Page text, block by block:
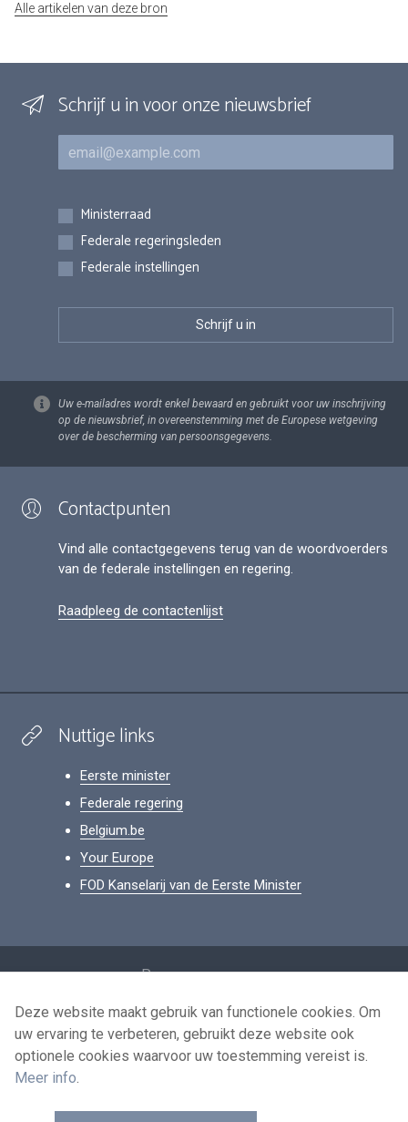
Alle artikelen van deze bron
Schrijf u in voor onze nieuwsbrief
E-mail
Inschrijvingen
Ministerraad
Federale regeringsleden
Federale instellingen
Uw e-mailadres wordt enkel bewaard en gebruikt voor uw inschrijving
op de nieuwsbrief, in overeenstemming met de Europese wetgeving
over de bescherming van persoonsgegevens.
Contactpunten
Vind alle contactgegevens terug van de woordvoerders
van de federale instellingen en regering.
Raadpleeg de contactenlijst
Nuttige links
Eerste minister
Federale regering
Belgium.be
Your Europe
FOD Kanselarij van de Eerste Minister
Persoonsgegevens
Voorwaarden voor het hergebruik
Contacteer ons
Deze website maakt gebruik van functionele cookies. Om
uw ervaring te verbeteren, gebruikt deze website ook
optionele cookies waarvoor uw toestemming vereist is.
Meer info.